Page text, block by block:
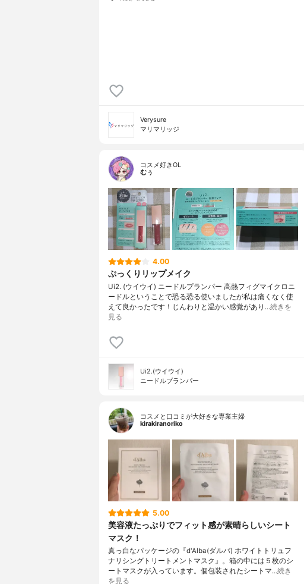
Verysure
マリマリッジ
コスメ好きOL
むぅ
4.00
ぷっくりリップメイク
Ui2. (ウイウイ) ニードルプランパー 高熱フィグマイクロニ
ードルということで恐る恐る使いましたが私は痛くなく使
えて良かったです！じんわりと温かい感覚があり…続きを
見る
Ui2.(ウイウイ)
ニードルプランパー
コスメと口コミが大好きな専業主婦
kirakiranoriko
5.00
美容液たっぷりでフィット感が素晴らしいシート
マスク！
真っ白なパッケージの『d'Alba(ダルバ) ホワイトトリュフ
ナリシングトリートメントマスク』。箱の中には５枚のシ
ートマスクが入っています。個包装されたシートマ…続き
を見る